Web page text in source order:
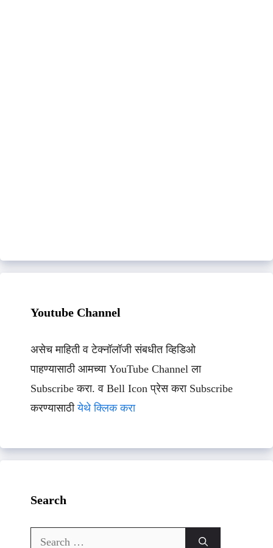
Youtube Channel
असेच माहिती व टेक्नॉलॉजी संबधीत व्हिडिओ
पाहण्यासाठी आमच्या YouTube Channel ला
Subscribe करा. व Bell Icon प्रेस करा Subscribe
करण्यासाठीयेथे क्लिक करा
Search
Search